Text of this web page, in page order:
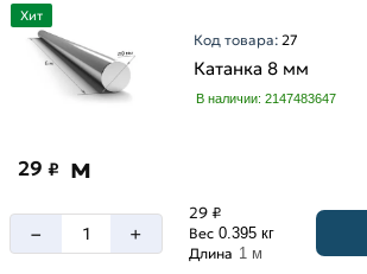
Хит
Код товара: 27
Катанка 8 мм
В наличии: 2147483647
29 ₽ м
– +
29 ₽
Вес 0.395 кг
Длина 1 м